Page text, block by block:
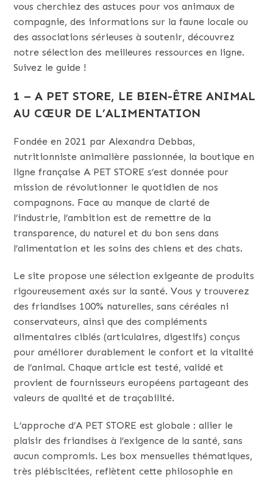
vous cherchiez des astuces pour vos animaux de
compagnie, des informations sur la faune locale ou
des associations sérieuses à soutenir, découvrez
notre sélection des meilleures ressources en ligne.
Suivez le guide !
1 – A PET STORE, LE BIEN-ÊTRE ANIMAL
AU CŒUR DE L’ALIMENTATION
Fondée en 2021 par Alexandra Debbas,
nutritionniste animalière passionnée, la boutique en
ligne française A PET STORE s’est donnée pour
mission de révolutionner le quotidien de nos
compagnons. Face au manque de clarté de
l’industrie, l’ambition est de remettre de la
transparence, du naturel et du bon sens dans
l’alimentation et les soins des chiens et des chats.
Le site propose une sélection exigeante de produits
rigoureusement axés sur la santé. Vous y trouverez
des friandises 100% naturelles, sans céréales ni
conservateurs, ainsi que des compléments
alimentaires ciblés (articulaires, digestifs) conçus
pour améliorer durablement le confort et la vitalité
de l’animal. Chaque article est testé, validé et
provient de fournisseurs européens partageant des
valeurs de qualité et de traçabilité.
L’approche d’A PET STORE est globale : allier le
plaisir des friandises à l’exigence de la santé, sans
aucun compromis. Les box mensuelles thématiques,
très plébiscitées, reflètent cette philosophie en